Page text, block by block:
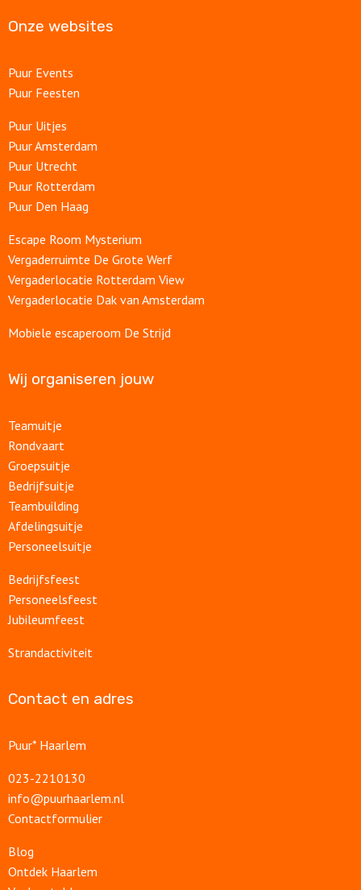
Onze websites
Puur Events
Puur Feesten
Puur Uitjes
Puur Amsterdam
Puur Utrecht
Puur Rotterdam
Puur Den Haag
Escape Room Mysterium
Vergaderruimte De Grote Werf
Vergaderlocatie Rotterdam View
Vergaderlocatie Dak van Amsterdam
Mobiele escaperoom De Strijd
Wij organiseren jouw
Teamuitje
Rondvaart
Groepsuitje
Bedrijfsuitje
Teambuilding
Afdelingsuitje
Personeelsuitje
Bedrijfsfeest
Personeelsfeest
Jubileumfeest
Strandactiviteit
Contact en adres
Puur* Haarlem
023-2210130
info@puurhaarlem.nl
Contactformulier
Blog
Ontdek Haarlem